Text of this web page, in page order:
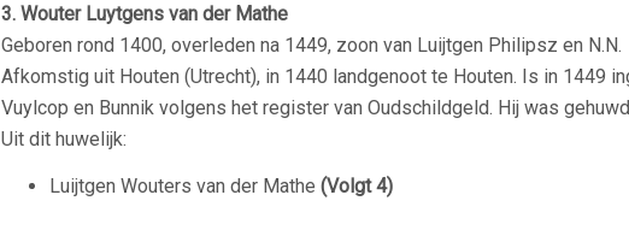
3. Wouter Luytgens van der Mathe
Geboren rond 1400, overleden na 1449, zoon van Luijtgen Philipsz en N.N.
Afkomstig uit Houten (Utrecht), in 1440 landgenoot te Houten. Is in 1449
Vuylcop en Bunnik volgens het register van Oudschildgeld. Hij was
Uit dit huwelijk:
Luijtgen Wouters van der Mathe (Volgt 4)